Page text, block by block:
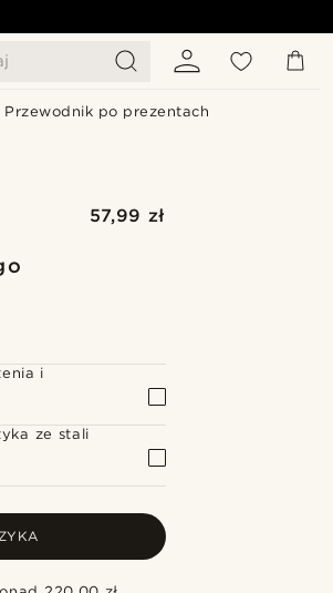
Przewodnik po prezentach
57,99 zł
i
ze stali